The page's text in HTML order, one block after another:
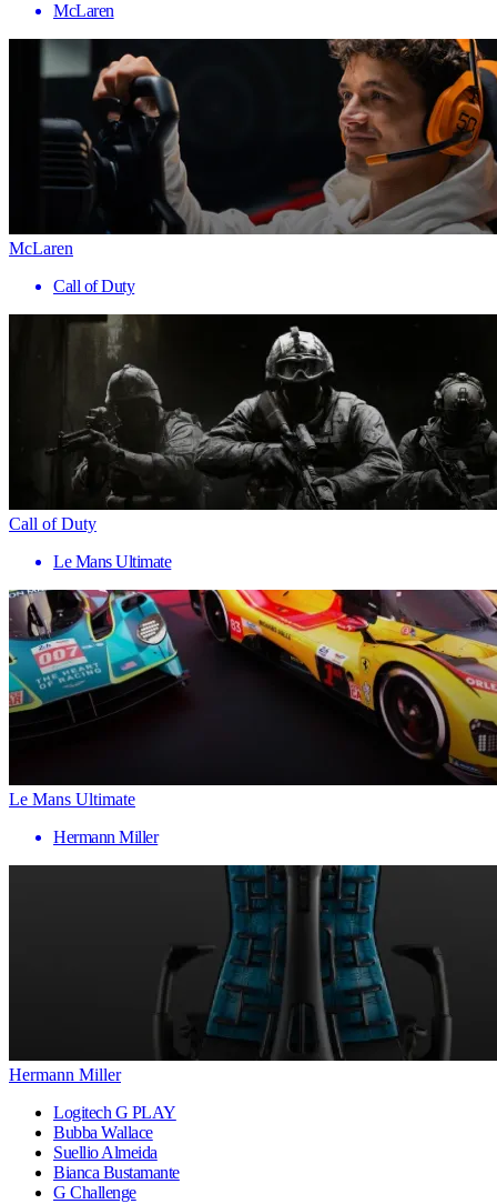
McLaren
McLaren
Call of Duty
Call of Duty
Le Mans Ultimate
Le Mans Ultimate
Hermann Miller
Hermann Miller
Logitech G PLAY
Bubba Wallace
Suellio Almeida
Bianca Bustamante
G Challenge